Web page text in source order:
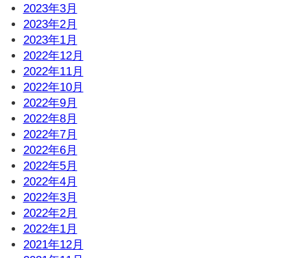
2023年3月
2023年2月
2023年1月
2022年12月
2022年11月
2022年10月
2022年9月
2022年8月
2022年7月
2022年6月
2022年5月
2022年4月
2022年3月
2022年2月
2022年1月
2021年12月